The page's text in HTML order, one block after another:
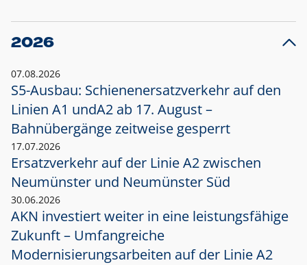
2026
07.08.2026
S5-Ausbau: Schienenersatzverkehr auf den
Linien A1 undA2 ab 17. August –
Bahnübergänge zeitweise gesperrt
17.07.2026
Ersatzverkehr auf der Linie A2 zwischen
Neumünster und Neumünster Süd
30.06.2026
AKN investiert weiter in eine leistungsfähige
Zukunft – Umfangreiche
Modernisierungsarbeiten auf der Linie A2